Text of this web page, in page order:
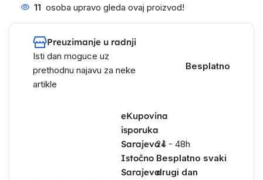
11 osoba upravo gleda ovaj proizvod!
Preuzimanje u radnji
Isti dan moguce uz
prethodnu najavu za neke
artikle
Besplatno
eKupovina
isporuka
Sarajevo i
Istočno
Sarajevo
24 - 48h
Besplatno svaki
drugi dan